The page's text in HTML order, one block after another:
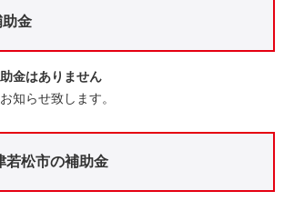
金
金はありません
知らせ致します。
若松市の補助金